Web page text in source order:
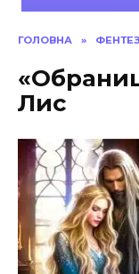
ГОЛОВНА »
Лис